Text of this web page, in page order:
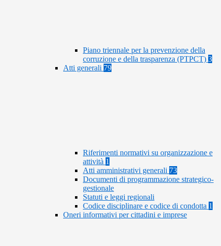
Piano triennale per la prevenzione della
corruzione e della trasparenza (PTPCT) 3
Atti generali 79
Riferimenti normativi su organizzazione e
attività 1
Atti amministrativi generali 73
Documenti di programmazione strategico-
gestionale
Statuti e leggi regionali
Codice disciplinare e codice di condotta 1
Oneri informativi per cittadini e imprese